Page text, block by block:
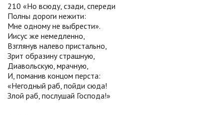
210 «Но всюду, сзади, спереди
Полны дороги нежити:
Мне одному не выбрести».
Иисус же немедленно,
Взглянув налево пристально,
Зрит образину страшную,
Диавольскую, мрачную,
И, поманив концом перста:
«Негодный раб, пойди сюда!
Злой раб, послушай Господа!»